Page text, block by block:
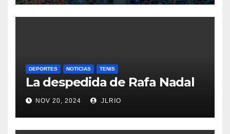
DEPORTES NOTICIAS TENIS
La despedida de Rafa Nadal
NOV 20, 2024 JLRIO